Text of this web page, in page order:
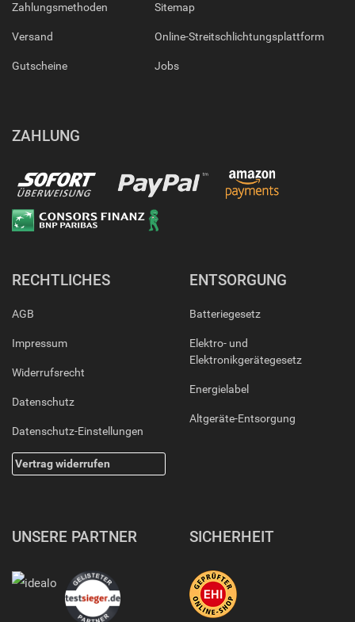
Zahlungsmethoden
Versand
Gutscheine
Sitemap
Online-Streitschlichtungsplattform
Jobs
ZAHLUNG
RECHTLICHES
AGB
Impressum
Widerrufsrecht
Datenschutz
Datenschutz-Einstellungen
Vertrag widerrufen
ENTSORGUNG
Batteriegesetz
Elektro- und
Elektronikgerätegesetz
Energielabel
Altgeräte-Entsorgung
UNSERE PARTNER SICHERHEIT